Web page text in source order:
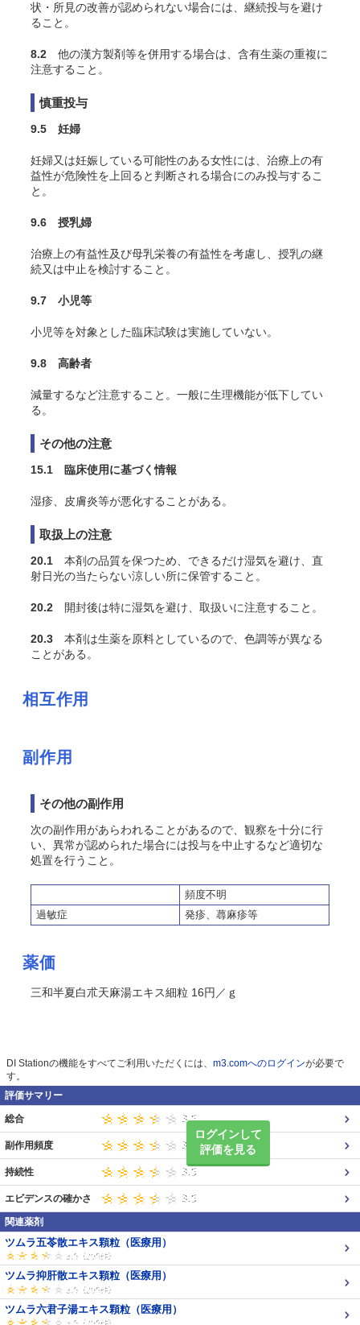
状・所見の改善が認められない場合には、継続投与を避け
ること。
8.2 他の漢方製剤等を併用する場合は、含有生薬の重複に
注意すること。
慎重投与
9.5 妊婦
妊婦又は妊娠している可能性のある女性には、治療上の有
益性が危険性を上回ると判断される場合にのみ投与するこ
と。
9.6 授乳婦
治療上の有益性及び母乳栄養の有益性を考慮し、授乳の継
続又は中止を検討すること。
9.7 小児等
小児等を対象とした臨床試験は実施していない。
9.8 高齢者
減量するなど注意すること。一般に生理機能が低下してい
る。
その他の注意
15.1 臨床使用に基づく情報
湿疹、皮膚炎等が悪化することがある。
取扱上の注意
20.1 本剤の品質を保つため、できるだけ湿気を避け、直
射日光の当たらない涼しい所に保管すること。
20.2 開封後は特に湿気を避け、取扱いに注意すること。
20.3 本剤は生薬を原料としているので、色調等が異なる
ことがある。
相互作用
副作用
その他の副作用
次の副作用があらわれることがあるので、観察を十分に行
い、異常が認められた場合には投与を中止するなど適切な
処置を行うこと。
頻度不明
過敏症
発疹、蕁麻疹等
薬価
三和半夏白朮天麻湯エキス細粒 16円／ｇ
DI Stationの機能をすべてご利用いただくには、 m3.comへのログインが必要で
す。
評価サマリー
ログインして
評価を見る
総合
副作用頻度
持続性
エビデンスの確かさ
関連薬剤
ツムラ五苓散エキス顆粒（医療用）
ツムラ抑肝散エキス顆粒（医療用）
ツムラ六君子湯エキス顆粒（医療用）